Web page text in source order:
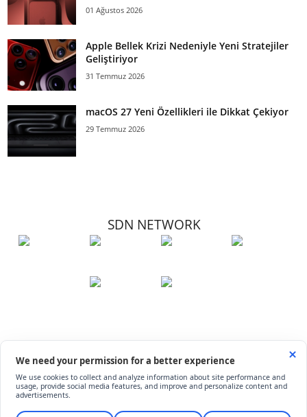
01 Ağustos 2026
Apple Bellek Krizi Nedeniyle Yeni Stratejiler
Geliştiriyor
31 Temmuz 2026
macOS 27 Yeni Özellikleri ile Dikkat Çekiyor
29 Temmuz 2026
SDN NETWORK